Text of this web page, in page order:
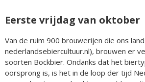
Eerste vrijdag van oktober
Van de ruim 900 brouwerijen die ons
nederlandsebiercultuur.nl), brouwen er
soorten Bockbier. Ondanks dat het
oorsprong is, is het in de loop der tijd